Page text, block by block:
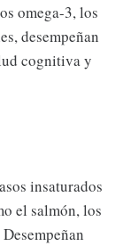
omega-3, los
desempeñan
cognitiva y
insaturados
el salmón, los